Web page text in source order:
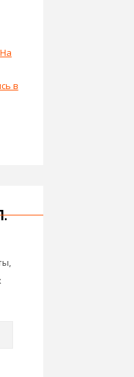
На
в